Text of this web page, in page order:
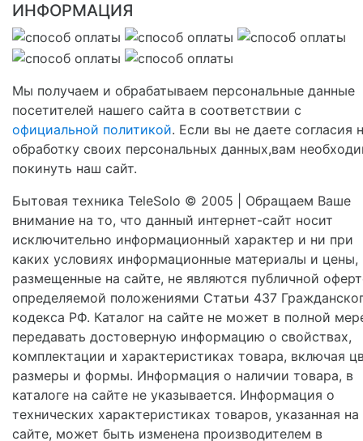
ИНФОРМАЦИЯ
Мы получаем и обрабатываем персональные данные
посетителей нашего сайта в соответствии с
официальной политикой. Если вы не даете согласия
обработку своих персональных данных,вам
покинуть наш сайт.
Бытовая техника TeleSolo © 2005 | Обращаем Ваше
внимание на то, что данный интернет-сайт носит
исключительно информационный характер и ни при
каких условиях информационные материалы и цены,
размещенные на сайте, не являются публичной
определяемой положениями Статьи 437
кодекса РФ. Каталог на сайте не может в полной
передавать достоверную информацию о свойствах,
комплектации и характеристиках товара, включая
размеры и формы. Информация о наличии товара, в
каталоге на сайте не указывается. Информация о
технических характеристиках товаров, указанная на
сайте, может быть изменена производителем в